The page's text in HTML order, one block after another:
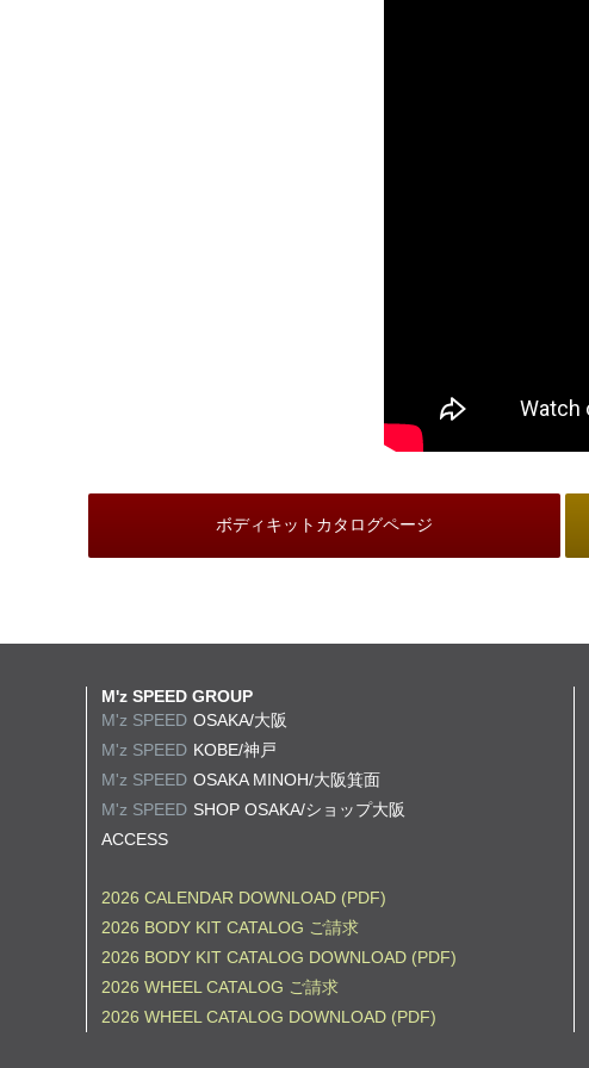
ボディキットカタログページ
M'z SPEED GROUP
M'z SPEED OSAKA/大阪
M'z SPEED KOBE/神戸
M'z SPEED OSAKA MINOH/大阪箕面
M'z SPEED SHOP OSAKA/ショップ大阪
ACCESS
2026 CALENDAR DOWNLOAD (PDF)
2026 BODY KIT CATALOG ご請求
2026 BODY KIT CATALOG DOWNLOAD (PDF)
2026 WHEEL CATALOG ご請求
2026 WHEEL CATALOG DOWNLOAD (PDF)